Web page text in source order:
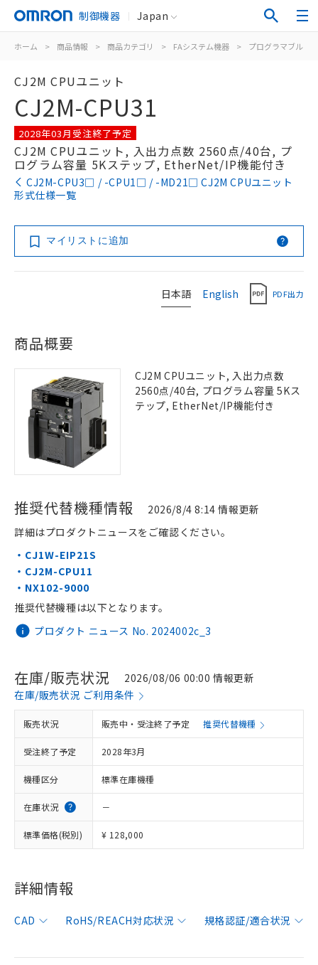
制御機器 Japan
ホーム > 商品情報 > 商品カテゴリ > FAシステム機器 > プログラマブルコ
CJ2M CPUユニット
CJ2M-CPU31
2028年03月受注終了予定
CJ2M CPUユニット, 入出力点数 2560点/40台, プ
ログラム容量 5Kステップ, EtherNet/IP機能付き
CJ2M-CPU3□ / -CPU1□ / -MD21□ CJ2M CPUユニット
形式仕様一覧
マイリストに追加
日本語 English PDF出力
商品概要
CJ2M CPUユニット, 入出力点数
2560点/40台, プログラム容量 5Kス
テップ, EtherNet/IP機能付き
推奨代替機種情報 2026/8/4 8:14 情報更新
プロダクト ニュース No. 2024002c_3
推奨代替機種は以下となります。
・CJ1W-EIP21S
・CJ2M-CPU11
・NX102-9000
詳細はプロダクトニュースをご確認ください。
在庫/販売状況
2026/08/06 00:00 情報更新
在庫/販売状況 ご利用条件
販売状況 販売中・受注終了予定 推奨代替機種
受注終了予定 2028年3月
機種区分 標準在庫機種
在庫状況 －
標準価格(税別) ¥ 128,000
詳細情報
CAD RoHS/REACH対応状況 規格認証/適合状況